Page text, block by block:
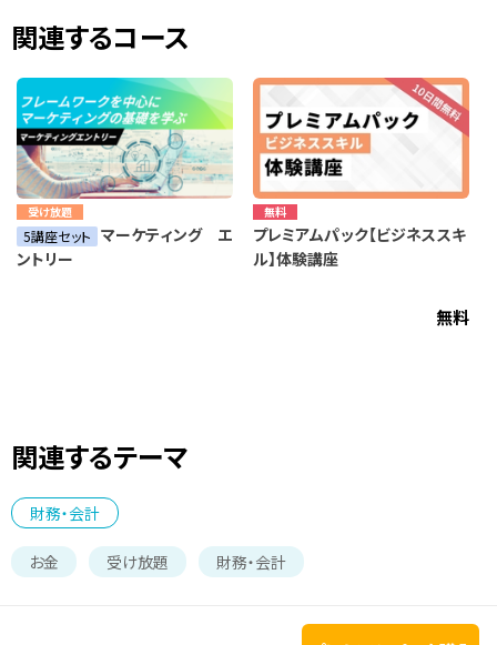
関連するコース
受け放題
5講座セット マーケティング エ
ントリー
無料
プレミアムパック【ビジネススキ
ル】体験講座
無料
関連するテーマ
財務・会計
お金 受け放題 財務・会計